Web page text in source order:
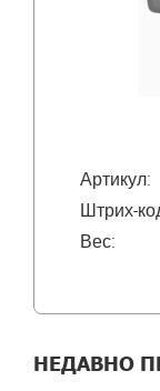
Артикул:
Штрих-
Вес:
НЕДАВНО